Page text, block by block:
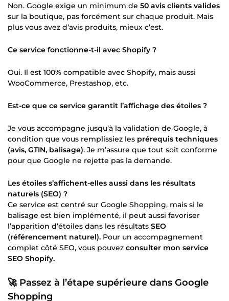
Non. Google exige un minimum de 50 avis clients valides
sur la boutique, pas forcément sur chaque produit. Mais
plus vous avez d’avis produits, mieux c’est.
Ce service fonctionne-t-il avec Shopify ?
Oui. Il est 100% compatible avec Shopify, mais aussi
WooCommerce, Prestashop, etc.
Est-ce que ce service garantit l’affichage des étoiles ?
Je vous accompagne jusqu’à la validation de Google, à
condition que vous remplissiez les prérequis techniques
(avis, GTIN, balisage). Je m’assure que tout soit conforme
pour que Google ne rejette pas la demande.
Les étoiles s’affichent-elles aussi dans les résultats
naturels (SEO) ?
Ce service est centré sur Google Shopping, mais si le
balisage est bien implémenté, il peut aussi favoriser
l’apparition d’étoiles dans les résultats SEO
(référencement naturel). Pour un accompagnement
complet côté SEO, vous pouvez consulter mon service
SEO Shopify.
🚀 Passez à l’étape supérieure dans Google
Shopping